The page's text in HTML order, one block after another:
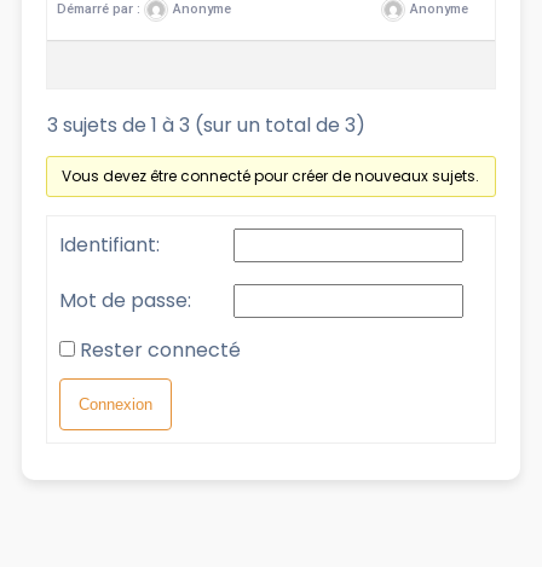
Démarré par : Anonyme Anonyme
3 sujets de 1 à 3 (sur un total de 3)
Vous devez être connecté pour créer de nouveaux sujets.
Identifiant:
Mot de passe:
Rester connecté
Connexion